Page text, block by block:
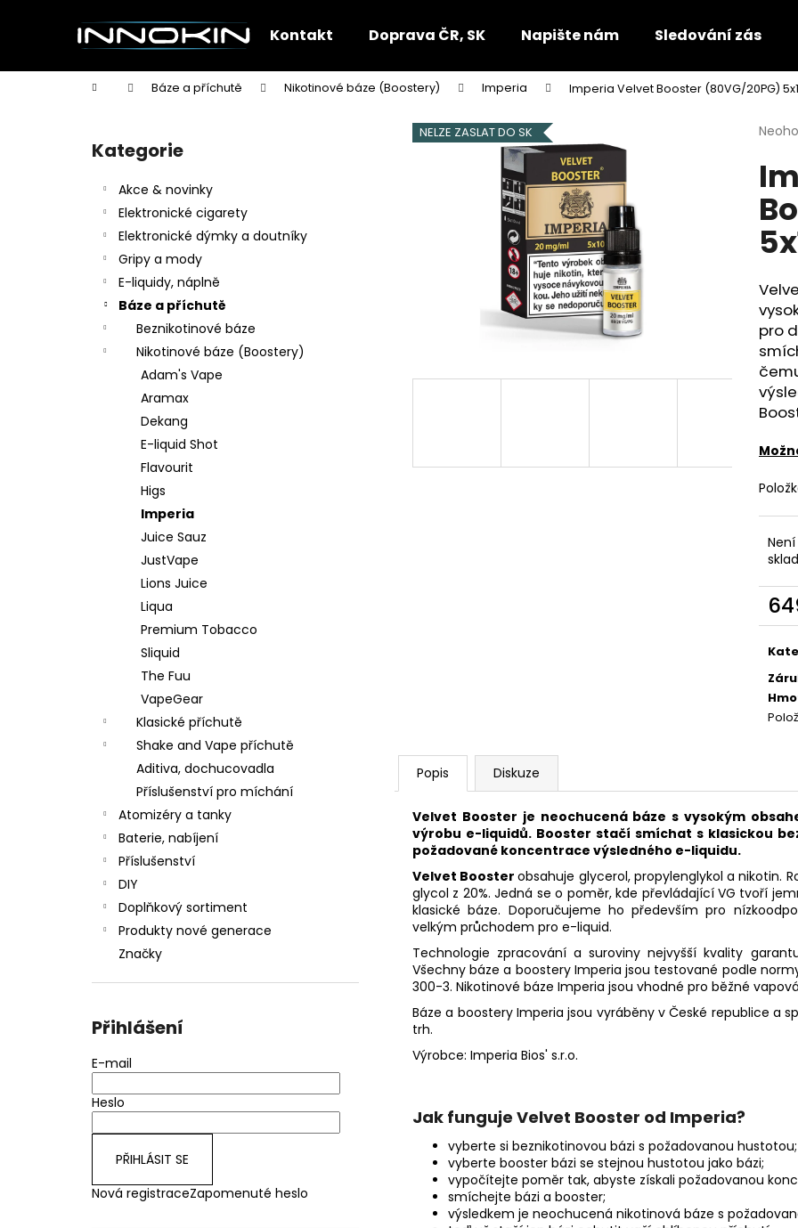
Kontakt Doprava ČR, SK Napište nám Sledování zásilek
Domů Báze a příchutě Nikotinové báze (Boostery) Imperia Imperia Velvet Booster (80VG/20PG)
Přeskočit
kategorie
Kategorie
Akce & novinky
Elektronické cigarety
Elektronické dýmky a doutníky
Gripy a mody
E-liquidy, náplně
Báze a příchutě
Beznikotinové báze
Nikotinové báze (Boostery)
Adam's Vape
Aramax
Dekang
E-liquid Shot
Flavourit
Higs
Imperia
Juice Sauz
JustVape
Lions Juice
Liqua
Premium Tobacco
Sliquid
The Fuu
VapeGear
Klasické příchutě
Shake and Vape příchutě
Aditiva, dochucovadla
Příslušenství pro míchání
Atomizéry a tanky
Baterie, nabíjení
Příslušenství
DIY
Doplňkový sortiment
Produkty nové generace
Značky
Přihlášení
E-mail
Heslo
PŘIHLÁSIT SE
Nová registraceZapomenuté heslo
0,0
5
pro
Není
NELZE ZASLAT DO SK
Popis Diskuze
Velvet Booster je neochucená báze s vysokým
výrobu e-liquidů. Booster stačí smíchat s klasickou
požadované koncentrace výsledného e-liquidu.
Velvet Boosterobsahuje glycerol, propylenglykol a nikotin.
glycol z 20%. Jedná se o poměr, kde převládající VG tvoří
klasické báze. Doporučujeme ho především pro
velkým průchodem pro e-liquid.
Technologie zpracování a suroviny nejvyšší kvality
Všechny báze a boostery Imperia jsou testované podle normy
300-3. Nikotinové báze Imperia jsou vhodné pro běžné
Báze a boostery Imperia jsou vyráběny v České republice a
trh.
Výrobce: Imperia Bios' s.r.o.
Jak funguje Velvet Booster od Imperia?
vyberte si beznikotinovou bázi s požadovanou hustotou;
vyberte booster bázi se stejnou hustotou jako bázi;
vypočítejte poměr tak, abyste získali požadovanou
smíchejte bázi a booster;
výsledkem je neochucená nikotinová báze s
í
Zpět
do
Zpět
do
Co potřebujete najít?
Doporučujeme
DEKANG DESERT SHIP 10ML 11MG
154 Kč
Původně:195 Kč
OXVA XLIM
1,2OHM 2ML